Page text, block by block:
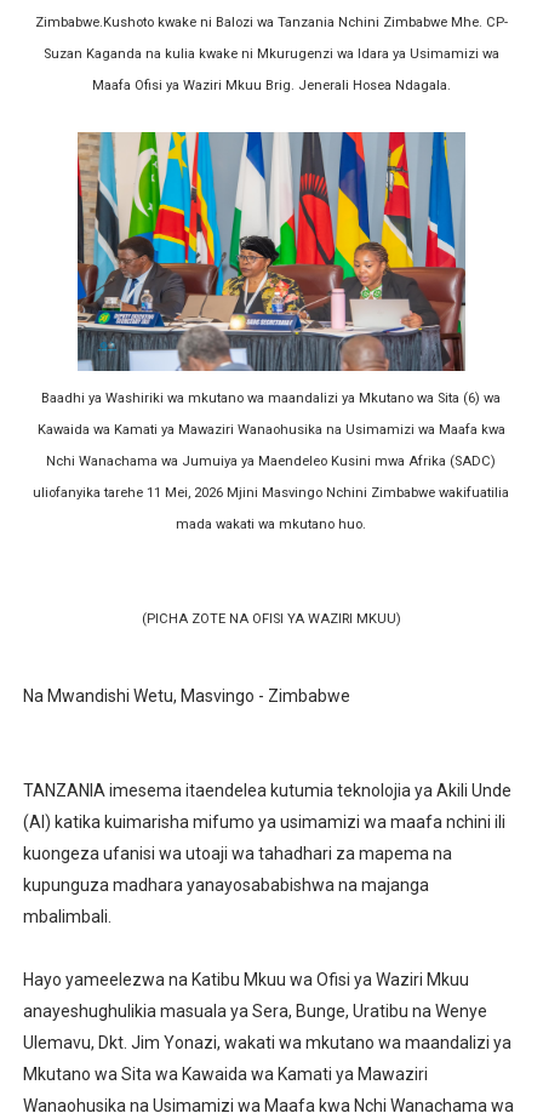
Zimbabwe.Kushoto kwake ni Balozi wa Tanzania Nchini Zimbabwe Mhe. CP-
Suzan Kaganda na kulia kwake ni Mkurugenzi wa Idara ya Usimamizi wa
Maafa Ofisi ya Waziri Mkuu Brig. Jenerali Hosea Ndagala.
Baadhi ya Washiriki wa mkutano wa maandalizi ya Mkutano wa Sita (6) wa
Kawaida wa Kamati ya Mawaziri Wanaohusika na Usimamizi wa Maafa kwa
Nchi Wanachama wa Jumuiya ya Maendeleo Kusini mwa Afrika (SADC)
uliofanyika tarehe 11 Mei, 2026 Mjini Masvingo Nchini Zimbabwe wakifuatilia
mada wakati wa mkutano huo.
(PICHA ZOTE NA OFISI YA WAZIRI MKUU)
Na Mwandishi Wetu, Masvingo - Zimbabwe
TANZANIA imesema itaendelea kutumia teknolojia ya Akili Unde
(AI) katika kuimarisha mifumo ya usimamizi wa maafa nchini ili
kuongeza ufanisi wa utoaji wa tahadhari za mapema na
kupunguza madhara yanayosababishwa na majanga
mbalimbali.
Hayo yameelezwa na Katibu Mkuu wa Ofisi ya Waziri Mkuu
anayeshughulikia masuala ya Sera, Bunge, Uratibu na Wenye
Ulemavu, Dkt. Jim Yonazi, wakati wa mkutano wa maandalizi ya
Mkutano wa Sita wa Kawaida wa Kamati ya Mawaziri
Wanaohusika na Usimamizi wa Maafa kwa Nchi Wanachama wa